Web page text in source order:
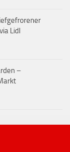
Lidl
–